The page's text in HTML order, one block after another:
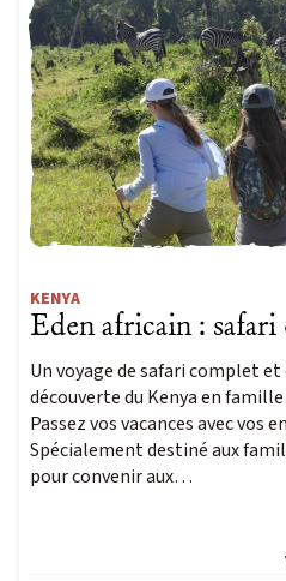
Envie d'une
Contactez-
Notre équipe
KENYA
Eden africain :
Un voyage de safari complet
découverte du Kenya en famille
Passez vos vacances avec vos
Spécialement destiné aux
pour convenir aux…